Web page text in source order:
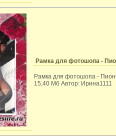
Рамка для фотошопа -
Рамка для фотошопа -
15,40 Mб Автор: Ирина1111